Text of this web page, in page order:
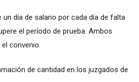
un día de salario por cada día de falta
el período de prueba. Ambos
convenio.
de cantidad en los juzgados de